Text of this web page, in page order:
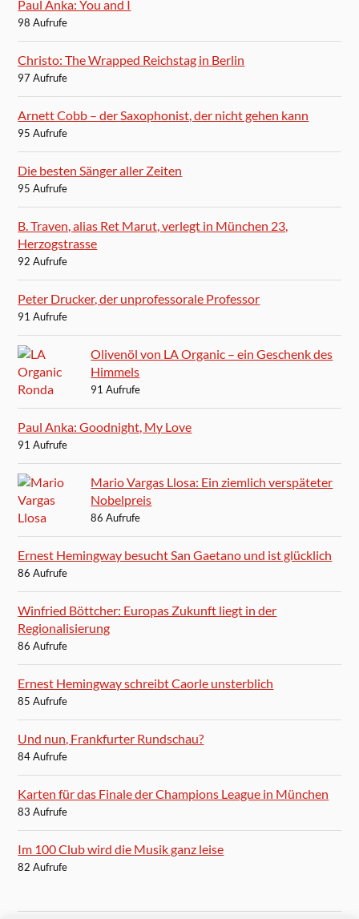
Paul Anka: You and I
98 Aufrufe
Christo: The Wrapped Reichstag in Berlin
97 Aufrufe
Arnett Cobb – der Saxophonist, der nicht gehen kann
95 Aufrufe
Die besten Sänger aller Zeiten
95 Aufrufe
B. Traven, alias Ret Marut, verlegt in München 23,
Herzogstrasse
92 Aufrufe
Peter Drucker, der unprofessorale Professor
91 Aufrufe
Olivenöl von LA Organic – ein Geschenk des
Himmels
91 Aufrufe
Paul Anka: Goodnight, My Love
91 Aufrufe
Mario Vargas Llosa: Ein ziemlich verspäteter
Nobelpreis
86 Aufrufe
Ernest Hemingway besucht San Gaetano und ist glücklich
86 Aufrufe
Winfried Böttcher: Europas Zukunft liegt in der
Regionalisierung
86 Aufrufe
Ernest Hemingway schreibt Caorle unsterblich
85 Aufrufe
Und nun, Frankfurter Rundschau?
84 Aufrufe
Karten für das Finale der Champions League in München
83 Aufrufe
Im 100 Club wird die Musik ganz leise
82 Aufrufe